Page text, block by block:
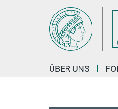
ÜBER UNS